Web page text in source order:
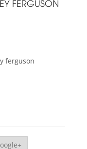
FERGUSON
ferguson